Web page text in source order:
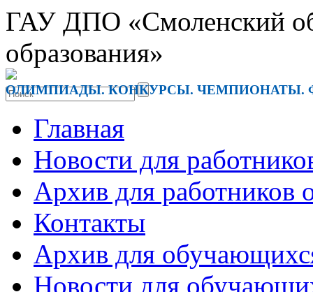
ГАУ ДПО «Смоленский
образования»
ОЛИМПИАДЫ. КОНКУРСЫ. ЧЕМПИОНАТЫ.
Главная
Новости для
Архив для работников
Контакты
Архив для
Новости для